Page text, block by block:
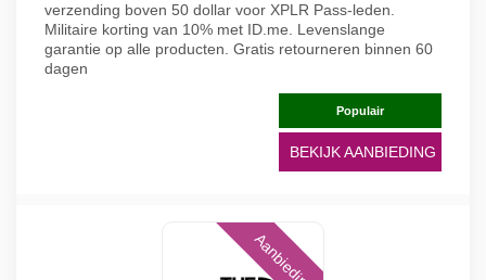
verzending boven 50 dollar voor XPLR Pass-leden.
Militaire korting van 10% met ID.me. Levenslange
garantie op alle producten. Gratis retourneren binnen 60
dagen
Populair
BEKIJK AANBIEDING
Aanbieding